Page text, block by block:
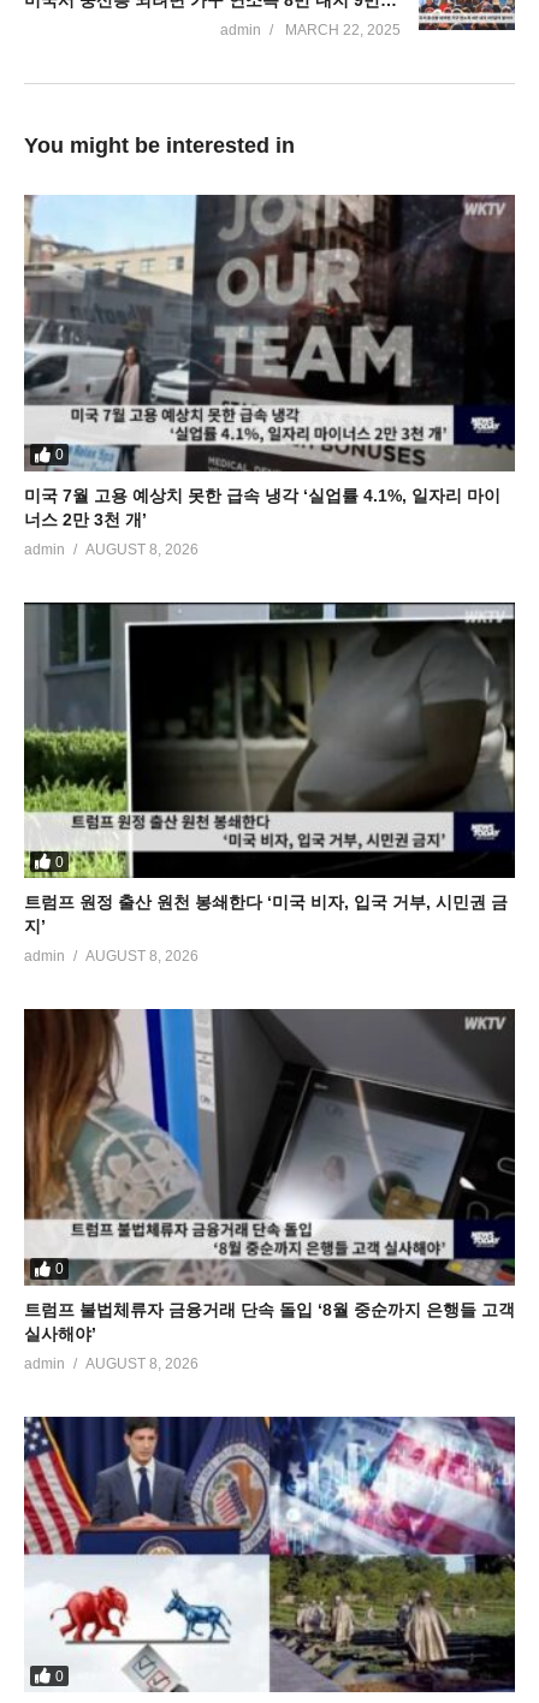
admin MARCH 22, 2025
You might be interested in
0
미국 7월 고용 예상치 못한 급속 냉각 ‘실업률 4.1%, 일자리 마이
너스 2만 3천 개’
admin AUGUST 8, 2026
0
트럼프 원정 출산 원천 봉쇄한다 ‘미국 비자, 입국 거부, 시민권 금
지’
admin AUGUST 8, 2026
0
트럼프 불법체류자 금융거래 단속 돌입 ‘8월 중순까지 은행들 고객
실사해야’
admin AUGUST 8, 2026
0